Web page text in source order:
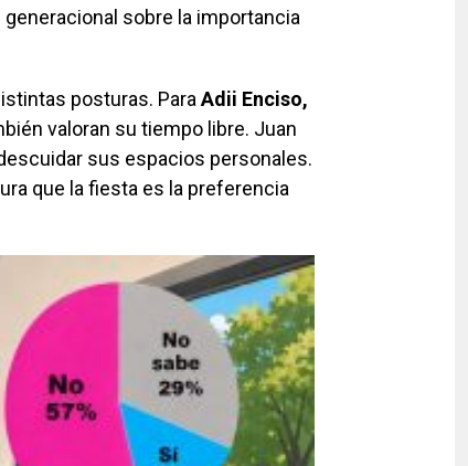
sobre la importancia
posturas. Para Adii Enciso,
valoran su tiempo libre. Juan
sus espacios personales.
que la fiesta es la preferencia